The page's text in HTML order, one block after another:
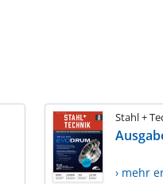
Stahl +
› mehr